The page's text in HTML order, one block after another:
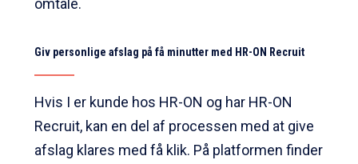
Giv personlige afslag på få minutter med HR-ON Recruit
Hvis I er kunde hos HR-ON og har HR-ON
Recruit, kan en del af processen med at give
afslag klares med få klik. På platformen finder